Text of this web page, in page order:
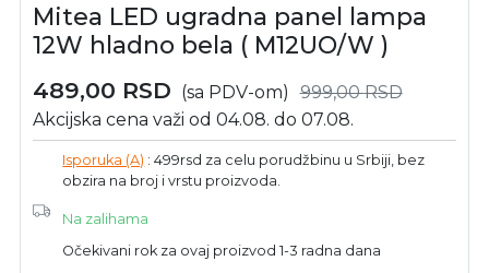
Mitea LED ugradna panel lampa
12W hladno bela ( M12UO/W )
489,00 RSD (sa PDV-om) 999,00RSD
Akcijska cena važi od 04.08. do 07.08.
Isporuka (A) : 499rsd za celu porudžbinu u Srbiji, bez
obzira na broj i vrstu proizvoda.
Na zalihama
Očekivani rok za ovaj proizvod 1-3 radna dana